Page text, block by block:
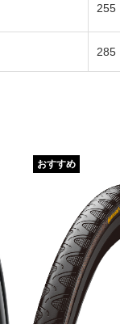
255
285
おすすめ